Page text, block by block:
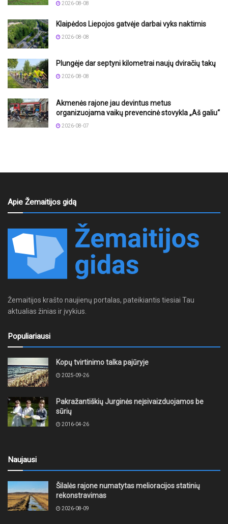
2026-08-08
Klaipėdos Liepojos gatvėje darbai vyks naktimis
2026-08-08
Plungėje dar septyni kilometrai naujų dviračių takų
2026-08-08
Akmenės rajone jau devintus metus
organizuojama vaikų prevencinė stovykla „Aš galiu“
2026-08-07
Apie Žemaitijos gidą
Žemaitijos krašto naujienų portalas, pateikiantis tiesiai Tau
aktualias žinias ir įvykius.
Populiariausi
Kopų tvirtinimo talka pajūryje
2025-09-26
Pakražantiškių Jurginės neįsivaizduojamos be
sūrių
2016-04-26
Naujausi
Šilalės rajone numatytas melioracijos statinių
rekonstravimas
2026-08-09